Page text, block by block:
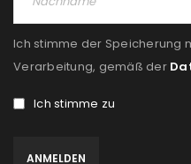
Ich stimme der Speicherung
Verarbeitung, gemäß der
Ich stimme zu